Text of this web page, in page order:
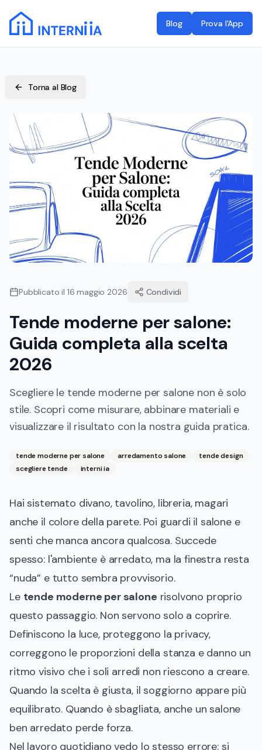
Blog Prova l'App
Torna al Blog
Pubblicato il 16 maggio 2026 Condividi
Tende moderne per salone:
Guida completa alla scelta
2026
Scegliere le tende moderne per salone non è solo
stile. Scopri come misurare, abbinare materiali e
visualizzare il risultato con la nostra guida pratica.
tende moderne per salone arredamento salone
tende design
scegliere tende
interni ia
Hai sistemato divano, tavolino, libreria, magari
anche il colore della parete. Poi guardi il salone e
senti che manca ancora qualcosa. Succede
spesso: l'ambiente è arredato, ma la finestra resta
“nuda” e tutto sembra provvisorio.
Le tende moderne per salone risolvono proprio
questo passaggio. Non servono solo a coprire.
Definiscono la luce, proteggono la privacy,
correggono le proporzioni della stanza e danno un
ritmo visivo che i soli arredi non riescono a creare.
Quando la scelta è giusta, il soggiorno appare più
equilibrato. Quando è sbagliata, anche un salone
ben arredato perde forza.
Nel lavoro quotidiano vedo lo stesso errore: si